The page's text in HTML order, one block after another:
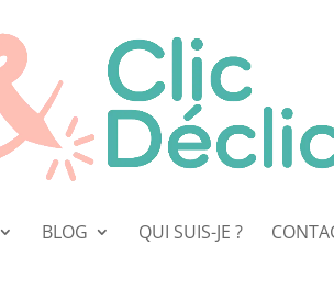
BLOG QUI SUIS-JE ?